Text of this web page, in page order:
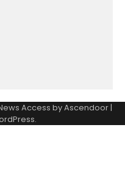
Access byAscendoor|
.